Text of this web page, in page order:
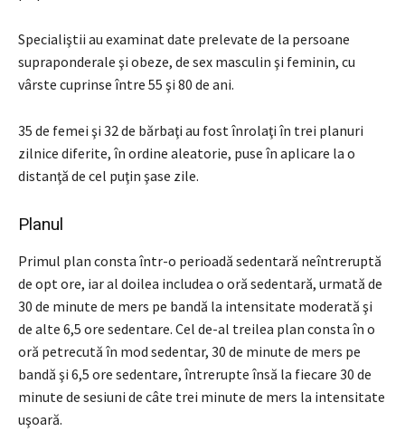
Specialiştii au examinat date prelevate de la persoane
supraponderale şi obeze, de sex masculin şi feminin, cu
vârste cuprinse între 55 şi 80 de ani.
35 de femei şi 32 de bărbaţi au fost înrolaţi în trei planuri
zilnice diferite, în ordine aleatorie, puse în aplicare la o
distanţă de cel puţin şase zile.
Planul
Primul plan consta într-o perioadă sedentară neîntreruptă
de opt ore, iar al doilea includea o oră sedentară, urmată de
30 de minute de mers pe bandă la intensitate moderată şi
de alte 6,5 ore sedentare. Cel de-al treilea plan consta în o
oră petrecută în mod sedentar, 30 de minute de mers pe
bandă şi 6,5 ore sedentare, întrerupte însă la fiecare 30 de
minute de sesiuni de câte trei minute de mers la intensitate
uşoară.